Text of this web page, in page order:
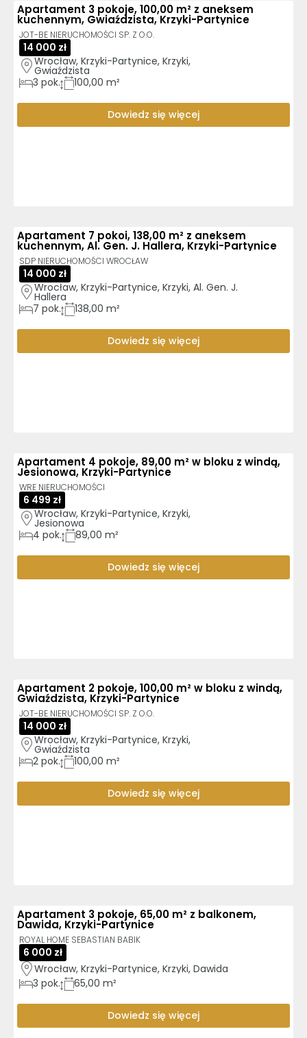
Apartament 3 pokoje, 100,00 m² z aneksem
kuchennym, Gwiaździsta, Krzyki-Partynice
JOT-BE NIERUCHOMOŚCI SP. Z O.O.
14 000 zł
Wrocław, Krzyki-Partynice, Krzyki,
Gwiaździsta
3 pok. 100,00 m²
Dowiedz się więcej
Apartament 7 pokoi, 138,00 m² z aneksem
kuchennym, Al. Gen. J. Hallera, Krzyki-Partynice
SDP NIERUCHOMOŚCI WROCŁAW
14 000 zł
Wrocław, Krzyki-Partynice, Krzyki, Al. Gen. J.
Hallera
7 pok. 138,00 m²
Dowiedz się więcej
Apartament 4 pokoje, 89,00 m² w bloku z windą,
Jesionowa, Krzyki-Partynice
WRE NIERUCHOMOŚCI
6 499 zł
Wrocław, Krzyki-Partynice, Krzyki,
Jesionowa
4 pok. 89,00 m²
Dowiedz się więcej
Apartament 2 pokoje, 100,00 m² w bloku z windą,
Gwiaździsta, Krzyki-Partynice
JOT-BE NIERUCHOMOŚCI SP. Z O.O.
14 000 zł
Wrocław, Krzyki-Partynice, Krzyki,
Gwiaździsta
2 pok. 100,00 m²
Dowiedz się więcej
Apartament 3 pokoje, 65,00 m² z balkonem,
Dawida, Krzyki-Partynice
ROYAL HOME SEBASTIAN BABIK
6 000 zł
Wrocław, Krzyki-Partynice, Krzyki, Dawida
3 pok. 65,00 m²
Dowiedz się więcej